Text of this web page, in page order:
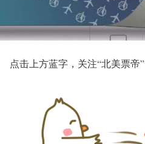
点击上方蓝字，关注“北美票帝”